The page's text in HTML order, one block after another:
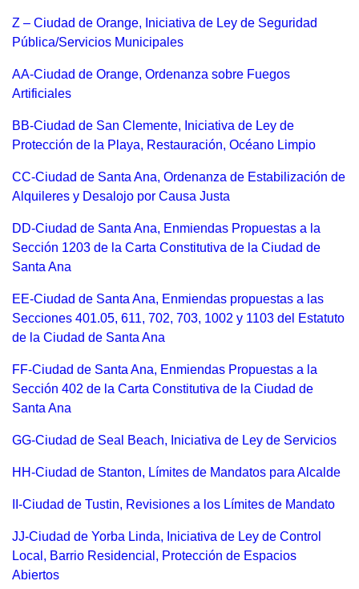
Z – Ciudad de Orange, Iniciativa de Ley de Seguridad
Pública/Servicios Municipales
AA-Ciudad de Orange, Ordenanza sobre Fuegos
Artificiales
BB-Ciudad de San Clemente, Iniciativa de Ley de
Protección de la Playa, Restauración, Océano Limpio
CC-Ciudad de Santa Ana, Ordenanza de Estabilización de
Alquileres y Desalojo por Causa Justa
DD-Ciudad de Santa Ana, Enmiendas Propuestas a la
Sección 1203 de la Carta Constitutiva de la Ciudad de
Santa Ana
EE-Ciudad de Santa Ana, Enmiendas propuestas a las
Secciones 401.05, 611, 702, 703, 1002 y 1103 del Estatuto
de la Ciudad de Santa Ana
FF-Ciudad de Santa Ana, Enmiendas Propuestas a la
Sección 402 de la Carta Constitutiva de la Ciudad de
Santa Ana
GG-Ciudad de Seal Beach, Iniciativa de Ley de Servicios
HH-Ciudad de Stanton, Límites de Mandatos para Alcalde
II-Ciudad de Tustin, Revisiones a los Límites de Mandato
JJ-Ciudad de Yorba Linda, Iniciativa de Ley de Control
Local, Barrio Residencial, Protección de Espacios
Abiertos